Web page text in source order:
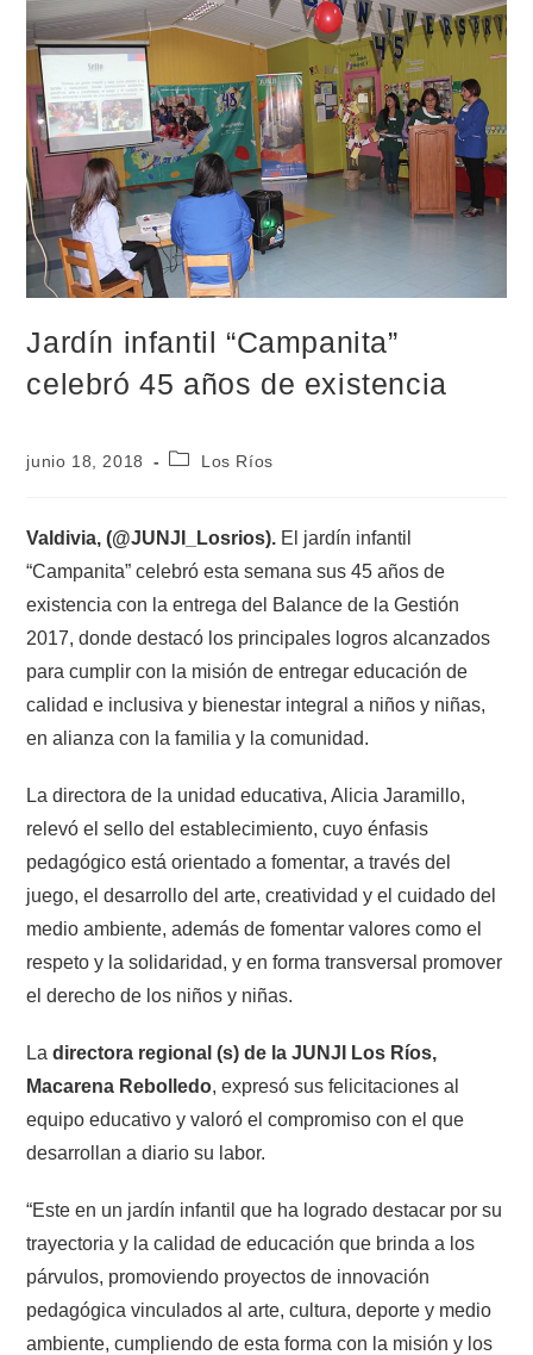
Jardín infantil “Campanita”
celebró 45 años de existencia
junio 18, 2018 Los Ríos
Valdivia, (@JUNJI_Losrios). El jardín infantil
“Campanita” celebró esta semana sus 45 años de
existencia con la entrega del Balance de la Gestión
2017, donde destacó los principales logros alcanzados
para cumplir con la misión de entregar educación de
calidad e inclusiva y bienestar integral a niños y niñas,
en alianza con la familia y la comunidad.
La directora de la unidad educativa, Alicia Jaramillo,
relevó el sello del establecimiento, cuyo énfasis
pedagógico está orientado a fomentar, a través del
juego, el desarrollo del arte, creatividad y el cuidado del
medio ambiente, además de fomentar valores como el
respeto y la solidaridad, y en forma transversal promover
el derecho de los niños y niñas.
Ladirectora regional (s) de la JUNJI Los Ríos,
Macarena Rebolledo, expresó sus felicitaciones al
equipo educativo y valoró el compromiso con el que
desarrollan a diario su labor.
“Este en un jardín infantil que ha logrado destacar por su
trayectoria y la calidad de educación que brinda a los
párvulos, promoviendo proyectos de innovación
pedagógica vinculados al arte, cultura, deporte y medio
ambiente, cumpliendo de esta forma con la misión y los